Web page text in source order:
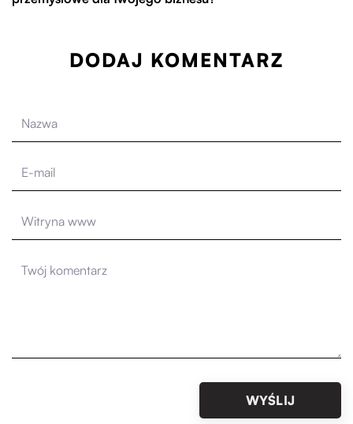
DODAJ KOMENTARZ